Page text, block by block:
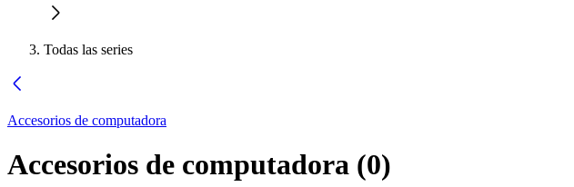
Todas las series
Accesorios de computadora
Accesorios de computadora (0)